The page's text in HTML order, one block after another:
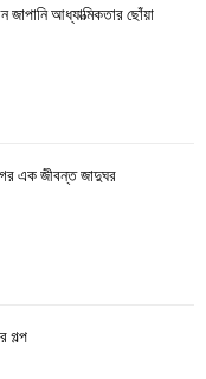
জাপানি আধ্যাত্মিকতার ছোঁয়া
এক জীবন্ত জাদুঘর
গল্প